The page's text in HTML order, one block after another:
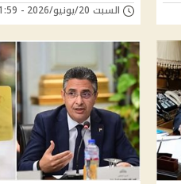
السبت 20/يونيو/2026 - 11:59 ص